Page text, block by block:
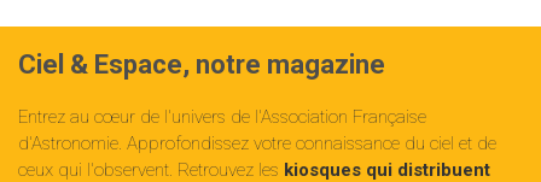
Ciel & Espace, notre magazine
Entrez au cœur de l'univers de l'Association Française
d'Astronomie. Approfondissez votre connaissance du ciel et de
ceux qui l'observent. Retrouvez les kiosques qui distribuent